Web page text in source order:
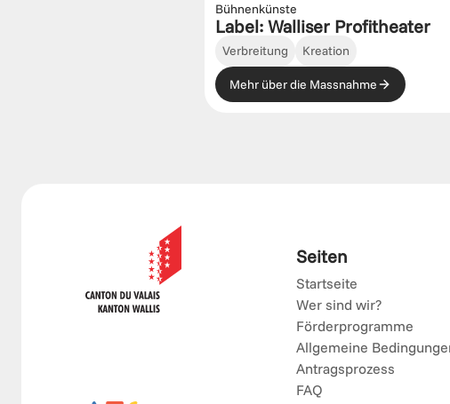
Bühnenkünste
Label: Walliser Profitheater
Verbreitung Kreation
Mehr über die Massnahme
Seiten
Startseite
Wer sind wir?
Förderprogramme
Allgemeine
Antragsprozess
FAQ